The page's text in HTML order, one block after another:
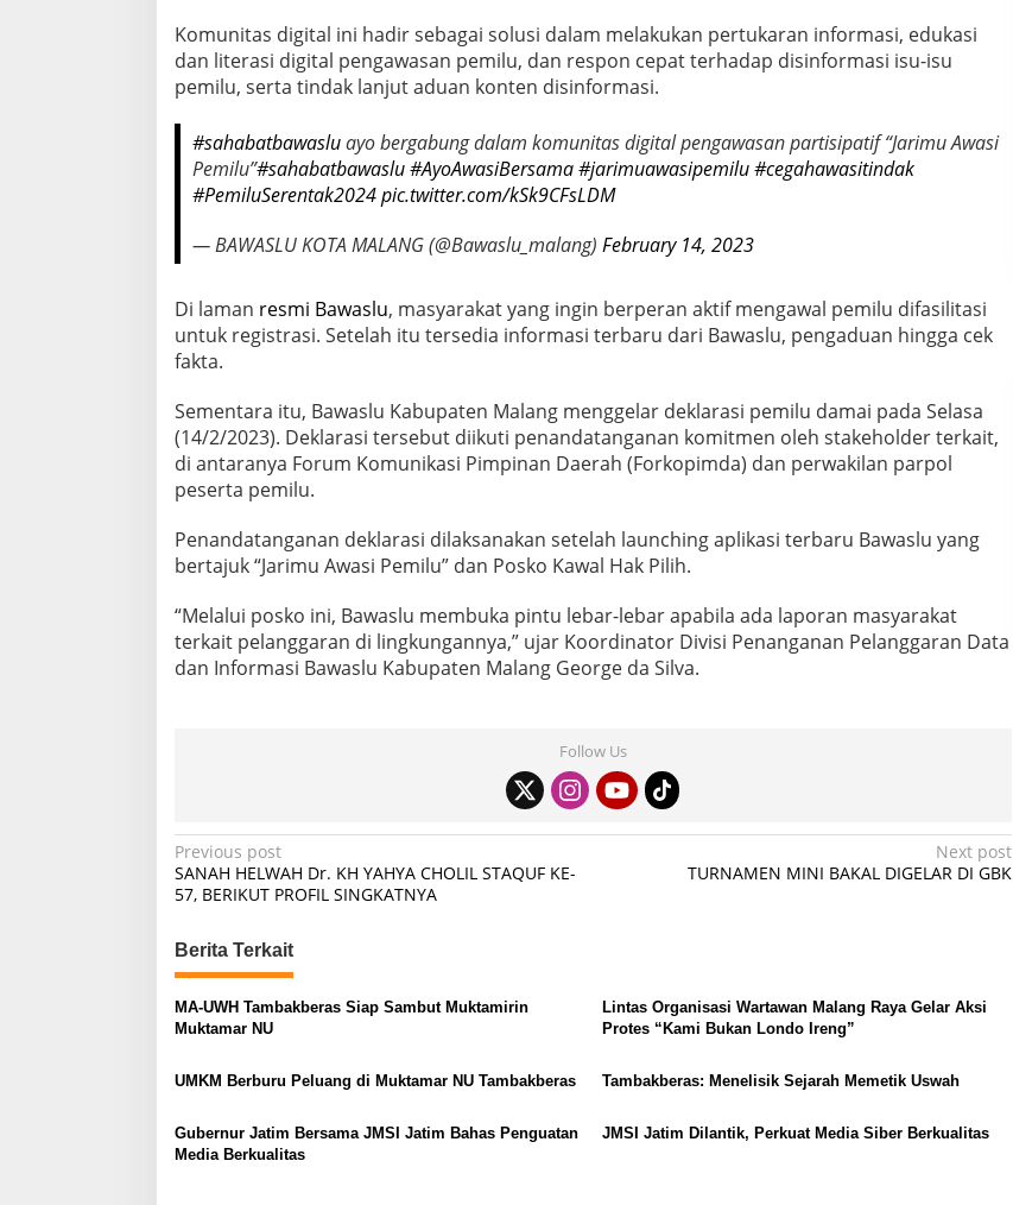
Komunitas digital ini hadir sebagai solusi dalam melakukan pertukaran informasi, edukasi
dan literasi digital pengawasan pemilu, dan respon cepat terhadap disinformasi isu-isu
pemilu, serta tindak lanjut aduan konten disinformasi.
#sahabatbawasluayo bergabung dalam komunitas digital pengawasan partisipatif “Jarimu Awasi
Pemilu”#sahabatbawaslu#AyoAwasiBersama#jarimuawasipemilu#cegahawasitindak
#PemiluSerentak2024pic.twitter.com/kSk9CFsLDM
— BAWASLU KOTA MALANG (@Bawaslu_malang) February 14, 2023
Di laman resmi Bawaslu, masyarakat yang ingin berperan aktif mengawal pemilu difasilitasi
untuk registrasi. Setelah itu tersedia informasi terbaru dari Bawaslu, pengaduan hingga cek
fakta.
Sementara itu, Bawaslu Kabupaten Malang menggelar deklarasi pemilu damai pada Selasa
(14/2/2023). Deklarasi tersebut diikuti penandatanganan komitmen oleh stakeholder terkait,
di antaranya Forum Komunikasi Pimpinan Daerah (Forkopimda) dan perwakilan parpol
peserta pemilu.
Penandatanganan deklarasi dilaksanakan setelah launching aplikasi terbaru Bawaslu yang
bertajuk “Jarimu Awasi Pemilu” dan Posko Kawal Hak Pilih.
“Melalui posko ini, Bawaslu membuka pintu lebar-lebar apabila ada laporan masyarakat
terkait pelanggaran di lingkungannya,” ujar Koordinator Divisi Penanganan Pelanggaran Data
dan Informasi Bawaslu Kabupaten Malang George da Silva.
Follow Us
P
o
t
n
a
i
g
a
Previous post
SANAH HELWAH Dr. KH YAHYA CHOLIL STAQUF KE-
57, BERIKUT PROFIL SINGKATNYA
Next post
TURNAMEN MINI BAKAL DIGELAR DI GBK
Berita Terkait
MA-UWH Tambakberas Siap Sambut Muktamirin
Muktamar NU
Lintas Organisasi Wartawan Malang Raya Gelar Aksi
Protes “Kami Bukan Londo Ireng”
UMKM Berburu Peluang di Muktamar NU Tambakberas Tambakberas: Menelisik Sejarah Memetik Uswah
Gubernur Jatim Bersama JMSI Jatim Bahas Penguatan
Media Berkualitas
JMSI Jatim Dilantik, Perkuat Media Siber Berkualitas